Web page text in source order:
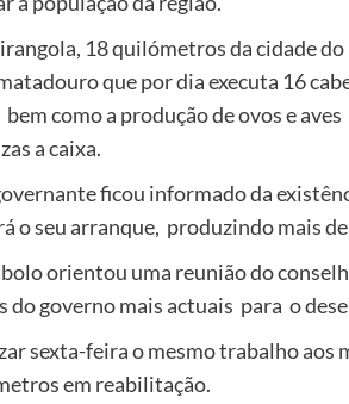
18 quilómetros da cidade
que por dia executa 16
como a produção de ovos e
a caixa.
ficou informado da
o seu arranque, produzindo mais
orientou uma reunião do
do governo mais actuais para o
sexta-feira o mesmo trabalho
em reabilitação.